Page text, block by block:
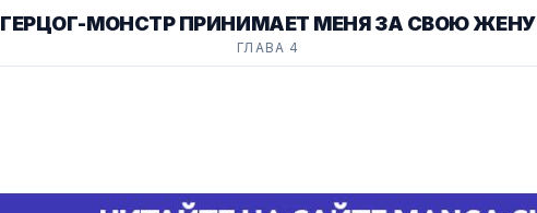
ГЕРЦОГ-МОНСТР ПРИНИМАЕТ МЕНЯ ЗА СВОЮ ЖЕНУ
ГЛАВА 4